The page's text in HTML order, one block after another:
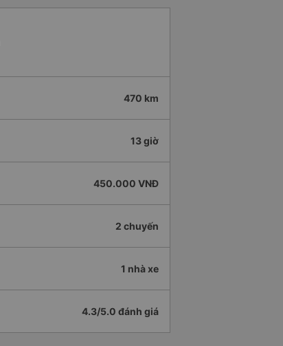
470 km
13 giờ
450.000 VNĐ
2 chuyến
1 nhà xe
4.3/5.0 đánh giá